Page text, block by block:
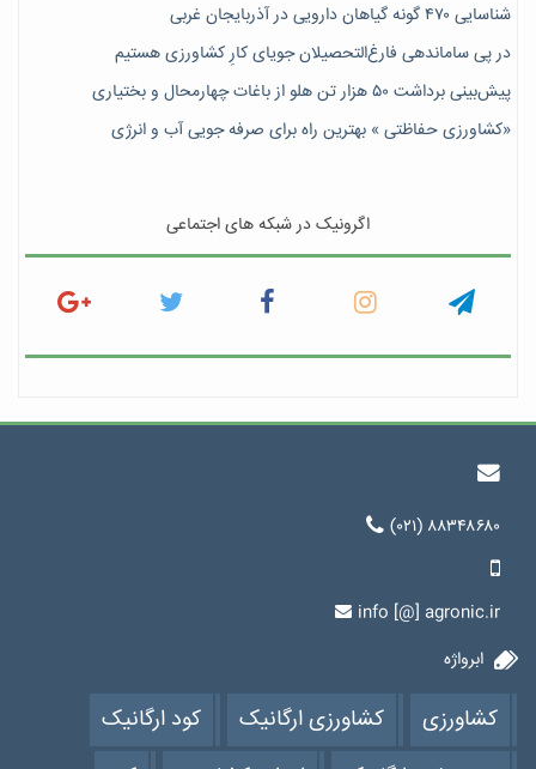
شناسایی ۴۷٠ گونه گیاهان دارویی در آذربایجان غربی
در پی ساماندهی فارغ‌التحصیلان جویای کارِ کشاورزی هستیم
پیش‎‌بینی برداشت ۵۰ هزار تن هلو از باغات چهارمحال و بختیاری
«کشاورزی حفاظتی » بهترین راه برای صرفه جویی آب و انرژی
اگرونیک در شبکه های اجتماعی
(۰۲۱) ۸۸۳۴۸۶۸۰
info [@] agronic.ir
ابرواژه
کشاورزی کشاورزی ارگانیک
کود ارگانیک